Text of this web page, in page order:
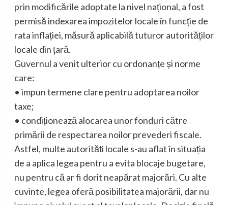
prin modificările adoptate la nivel național, a fost
permisă indexarea impozitelor locale în funcție de
rata inflației, măsură aplicabilă tuturor autorităților
locale din țară.
Guvernul a venit ulterior cu ordonanțe și norme
care:
• impun termene clare pentru adoptarea noilor
taxe;
• condiționează alocarea unor fonduri către
primării de respectarea noilor prevederi fiscale.
Astfel, multe autorități locale s-au aflat în situația
de a aplica legea pentru a evita blocaje bugetare,
nu pentru că ar fi dorit neapărat majorări. Cu alte
cuvinte, legea oferă posibilitatea majorării, dar nu